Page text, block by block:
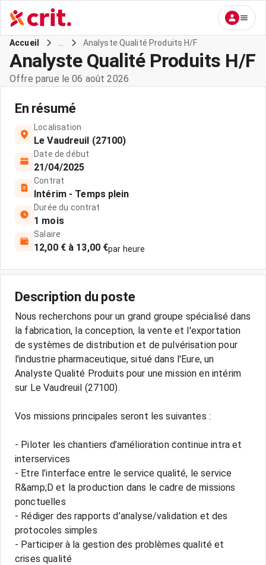
Accueil Analyste Qualité Produits H/F
Analyste Qualité Produits H/F
Offre parue le 06 août 2026
En résumé
Localisation
Le Vaudreuil (27100)
Date de début
21/04/2025
Contrat
Intérim - Temps plein
Durée du contrat
1 mois
Salaire
12,00 € à 13,00 €par heure
Description du poste
Nous recherchons pour un grand groupe spécialisé dans
la fabrication, la conception, la vente et l'exportation
de systèmes de distribution et de pulvérisation pour
l'industrie pharmaceutique, situé dans l'Eure, un
Analyste Qualité Produits pour une mission en intérim
sur Le Vaudreuil (27100).
Vos missions principales seront les suivantes :
- Piloter les chantiers d’amélioration continue intra et
interservices
- Etre l’interface entre le service qualité, le service
R&amp;D et la production dans le cadre de missions
ponctuelles
- Rédiger des rapports d’analyse/validation et des
protocoles simples
- Participer à la gestion des problèmes qualité et
crises qualité